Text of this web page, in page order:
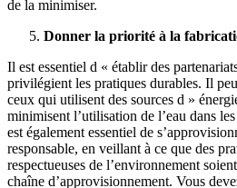
de la minimiser.
Donner la priorité à la
Il est essentiel d « établir des
privilégient les pratiques durables. Il
ceux qui utilisent des sources d »
minimisent l’utilisation de l’eau dans
est également essentiel de
responsable, en veillant à ce que des
respectueuses de l’environnement
chaîne d’approvisionnement. Vous